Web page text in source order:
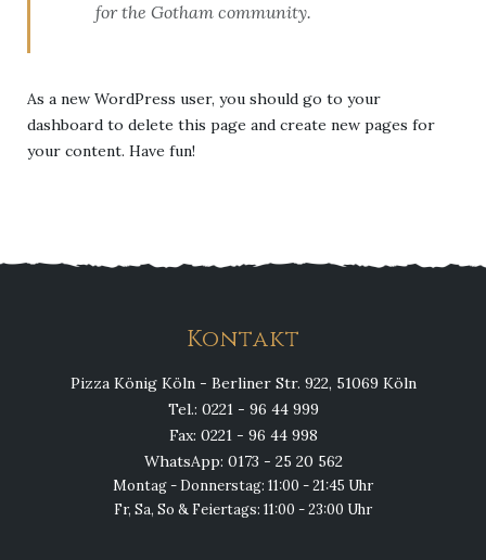
for the Gotham community.
As a new WordPress user, you should go to your
dashboard to delete this page and create new pages for
your content. Have fun!
Kontakt
Pizza König Köln - Berliner Str. 922, 51069 Köln
Tel.: 0221 - 96 44 999
Fax: 0221 - 96 44 998
WhatsApp: 0173 - 25 20 562
Montag - Donnerstag: 11:00 - 21:45 Uhr
Fr, Sa, So & Feiertags: 11:00 - 23:00 Uhr